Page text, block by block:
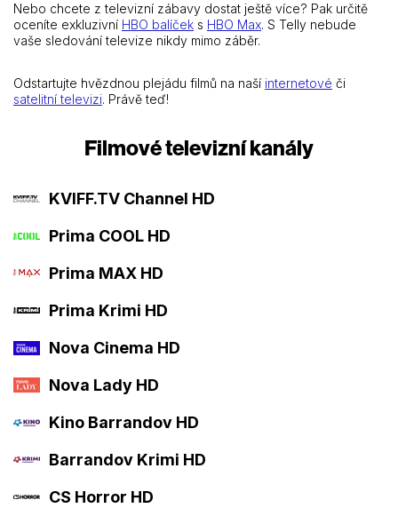
Nebo chcete z televizní zábavy dostat ještě více? Pak určitě
oceníte exkluzivní HBO balíček s HBO Max. S Telly nebude
vaše sledování televize nikdy mimo záběr.
Odstartujte hvězdnou plejádu filmů na naší internetové či
satelitní televizi. Právě teď!
Filmové televizní kanály
KVIFF.TV Channel HD
Prima COOL HD
Prima MAX HD
Prima Krimi HD
Nova Cinema HD
Nova Lady HD
Kino Barrandov HD
Barrandov Krimi HD
CS Horror HD